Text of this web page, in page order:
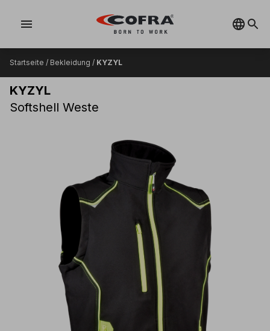
menu
Startseite / Bekleidung / KYZYL
KYZYL
Softshell Weste